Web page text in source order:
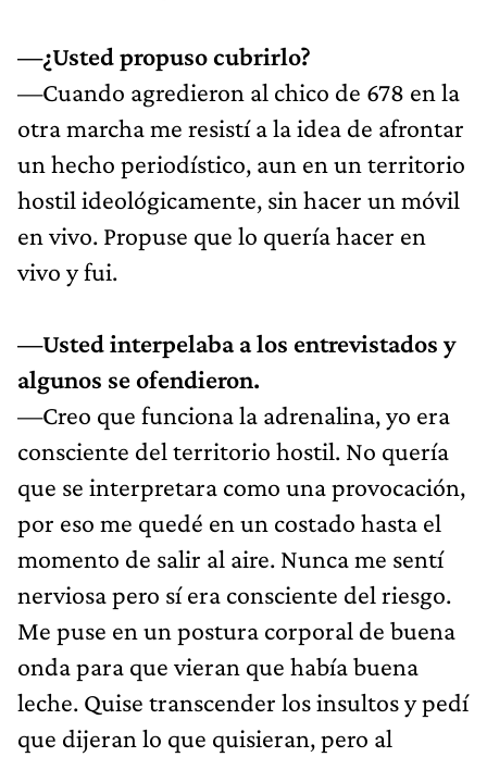
—¿Usted propuso cubrirlo?
—Cuando agredieron al chico de 678 en la
otra marcha me resistí a la idea de afrontar
un hecho periodístico, aun en un territorio
hostil ideológicamente, sin hacer un móvil
en vivo. Propuse que lo quería hacer en
vivo y fui.
—Usted interpelaba a los entrevistados y
algunos se ofendieron.
—Creo que funciona la adrenalina, yo era
consciente del territorio hostil. No quería
que se interpretara como una provocación,
por eso me quedé en un costado hasta el
momento de salir al aire. Nunca me sentí
nerviosa pero sí era consciente del riesgo.
Me puse en un postura corporal de buena
onda para que vieran que había buena
leche. Quise transcender los insultos y pedí
que dijeran lo que quisieran, pero al